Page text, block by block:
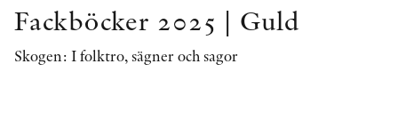
Fackböcker 2025 | Guld
Skogen: I folktro, sägner och sagor